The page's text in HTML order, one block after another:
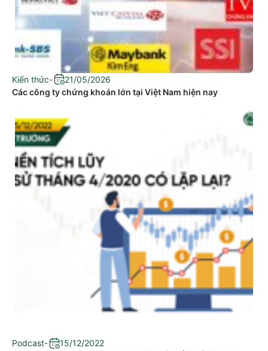
Kiến thức-
21/05/2026
Các công ty chứng khoán lớn tại Việt Nam hiện nay
Podcast-
15/12/2022